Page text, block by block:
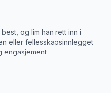
og lim han rett inn i
eller fellesskapsinnlegget
engasjement.